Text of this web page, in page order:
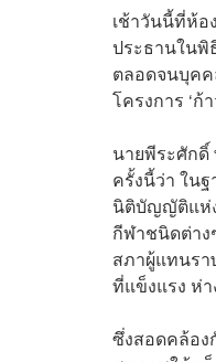
เช้าวันนี้ที่ห้อ
ประธานในพิ
ตลอดจนบุคค
โครงการ ‘ก้
นายพีระศัก
ครั้งนี้ว่า ใน
นิติบัญญัติแห่
กีฬาชนิดต่า
สภาผู้แทนรา
ที่แข็งแรง ห่า
ซึ่งสอดคล้อง